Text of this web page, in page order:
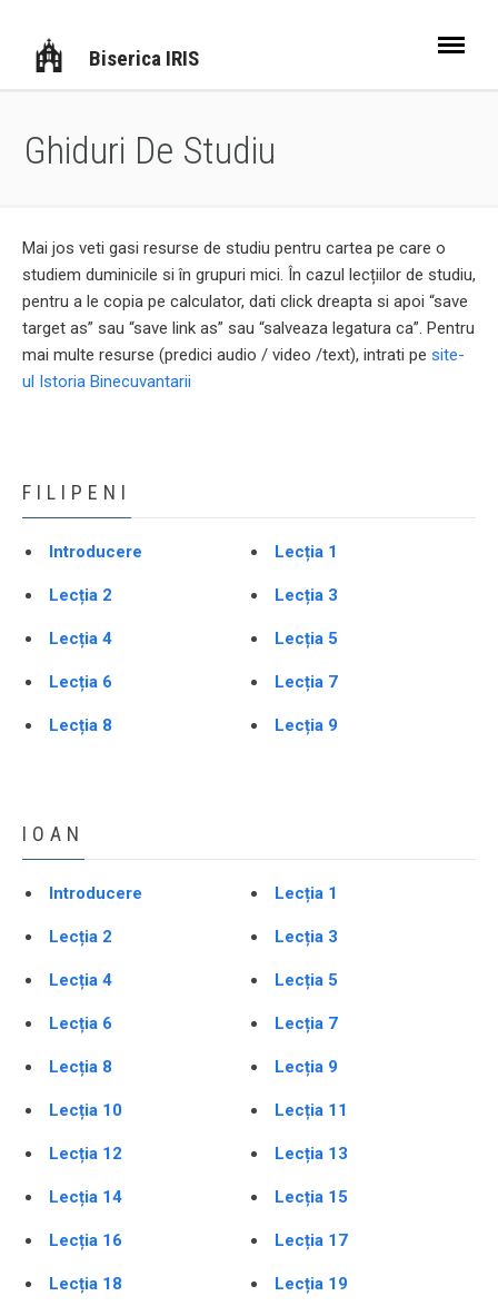
Biserica IRIS
Ghiduri De Studiu
Mai jos veti gasi resurse de studiu pentru cartea pe care o
studiem duminicile si în grupuri mici. În cazul lecțiilor de studiu,
pentru a le copia pe calculator, dati click dreapta si apoi “save
target as” sau “save link as” sau “salveaza legatura ca”. Pentru
mai multe resurse (predici audio / video /text), intrati pe site-
ul Istoria Binecuvantarii
FILIPENI
Introducere Lecția 1
Lecția 2 Lecția 3
Lecția 4 Lecția 5
Lecția 6 Lecția 7
Lecția 8 Lecția 9
IOAN
Introducere Lecția 1
Lecția 2 Lecția 3
Lecția 4 Lecția 5
Lecția 6 Lecția 7
Lecția 8 Lecția 9
Lecția 10 Lecția 11
Lecția 12 Lecția 13
Lecția 14 Lecția 15
Lecția 16 Lecția 17
Lecția 18 Lecția 19